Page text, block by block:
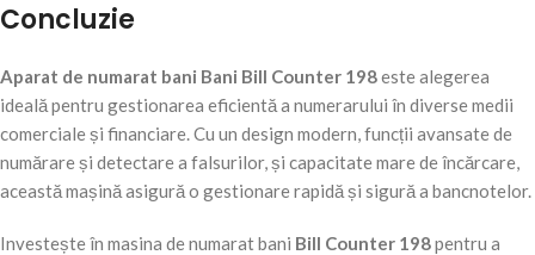
Concluzie
Aparat de numarat bani Bani Bill Counter 198este alegerea
ideală pentru gestionarea eficientă a numerarului în diverse medii
comerciale și financiare. Cu un design modern, funcții avansate de
numărare și detectare a falsurilor, și capacitate mare de încărcare,
această mașină asigură o gestionare rapidă și sigură a bancnotelor.
Investește în masina de numarat bani Bill Counter 198pentru a